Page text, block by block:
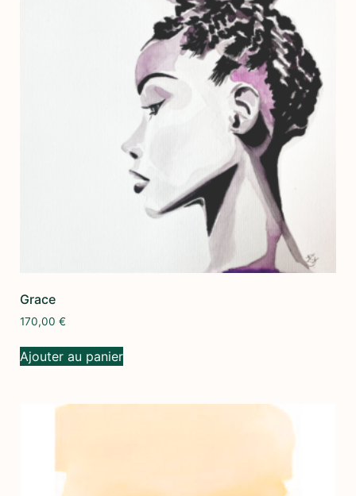
Grace
170,00 €
Ajouter au panier